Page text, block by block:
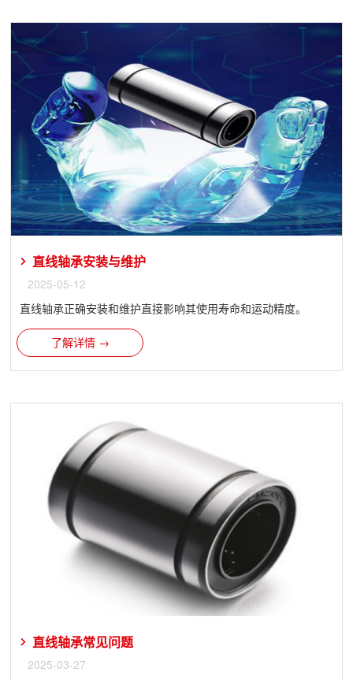
直线轴承安装与维护
2025-05-12
直线轴承​正确安装和维护直接影响其使用寿命和运动精度。
了解详情 →
直线轴承常见问题
2025-03-27